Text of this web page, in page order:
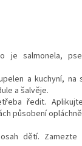
je salmonela,
a kuchyní, na
a šalvěje.
ředit.
působení
dětí.